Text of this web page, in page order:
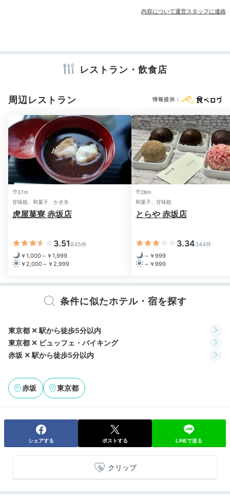
届けてもらえるなど、ホテルのサービスも充実。ぜひ事
hhazukkkii_03
友達が誕生日のサプライズケーキを用意してくれまし
た！ みんなでケーキを食べたり、テレビを見たりして
楽しみました。
2日目
09:00
「エスカーレ」で
朝食は種類豊富な和洋ビュッフェです。ふわふわのデニ
ッシュやエッグベネディクト、トリュフを使った料理な
ど、朝から贅沢な気分になれるラインナップ。
Check-out
歯ブラシ カミソリ シャンプー リンス ボディソープ タオル
ドライヤー 電気ポット
※設備・アメニティは、確認が取れている情報を表示しています。
内容について運営スタッフに連絡
レストラン・飲食店
周辺レストラン 情報提供：
27m
甘味処、和菓子、かき氷
虎屋菓寮 赤坂店
3.51845件
￥1,000～￥1,999
￥2,000～￥2,999
28m
和菓子、甘味処
とらや 赤坂店
3.34344件
～￥999
～￥999
条件に似たホテル・宿を探す
東京都 ✕ 駅から徒歩5分以内
東京都 ✕ ビュッフェ・バイキング
赤坂 ✕ 駅から徒歩5分以内
赤坂 東京都
シェアする ポストする LINEで送る
クリップ